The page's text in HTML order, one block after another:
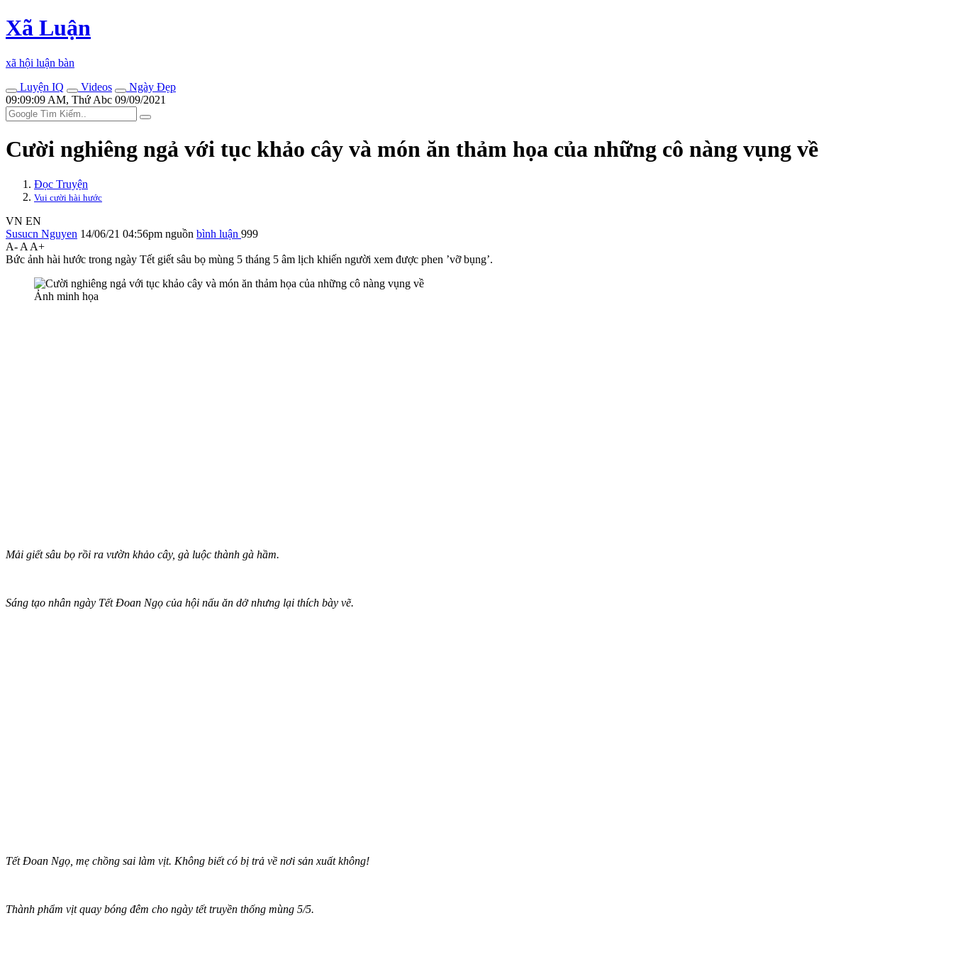
Xã Luận
xã hội luận bàn
Luyện IQ
Videos
Ngày Đẹp
09:09:09 AM, Thứ Abc 09/09/2021
Cười nghiêng ngả với tục khảo cây và món ăn thảm họa của những cô nàng vụng về
Đọc Truyện
Vui cười hài hước
VN EN
Susucn Nguyen 14/06/21 04:56pm nguồn bình luận 999
A- A A+
Bức ảnh hài hước trong ngày Tết giết sâu bọ mùng 5 tháng 5 âm lịch khiến người xem được phen ’vỡ bụng’.
Ảnh minh họa
Mải giết sâu bọ rồi ra vườn khảo cây, gà luộc thành gà hầm.
Sáng tạo nhân ngày Tết Đoan Ngọ của hội nấu ăn dở nhưng lại thích bày vẽ.
Tết Đoan Ngọ, mẹ chồng sai làm vịt. Không biết có bị trả về nơi sản xuất không!
Thành phẩm vịt quay bóng đêm cho ngày tết truyền thống mùng 5/5.